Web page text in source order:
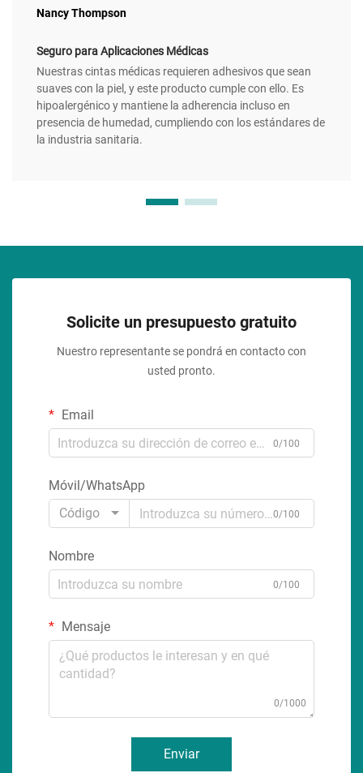
Nancy Thompson
Seguro para Aplicaciones Médicas
Nuestras cintas médicas requieren adhesivos que sean
suaves con la piel, y este producto cumple con ello. Es
hipoalergénico y mantiene la adherencia incluso en
presencia de humedad, cumpliendo con los estándares de
la industria sanitaria.
Solicite un presupuesto gratuito
Nuestro representante se pondrá en contacto con
usted pronto.
Email
0/100
Móvil/WhatsApp
Código
0/100
Nombre
0/100
Mensaje
0/1000
Enviar